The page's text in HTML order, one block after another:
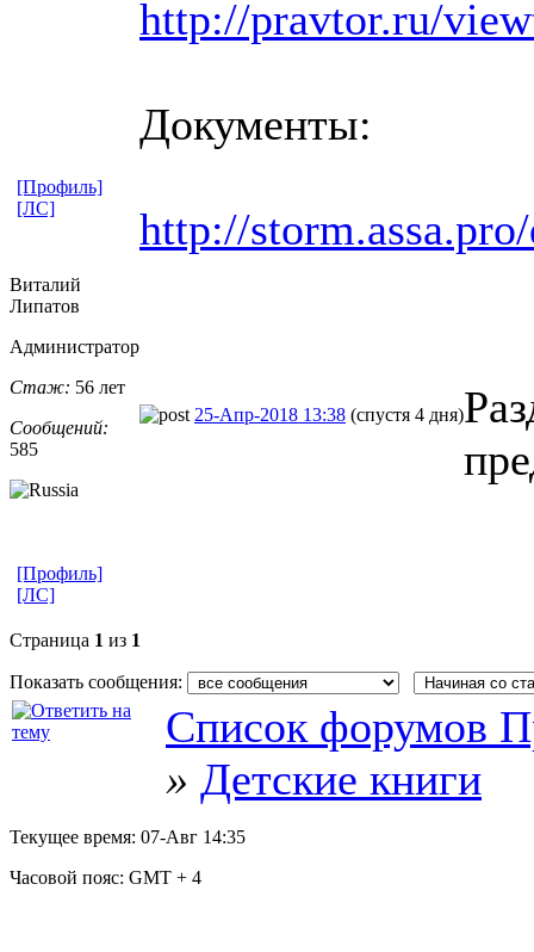
http://pravtor.ru/
Документы:
http://
[Профиль]
[ЛС]
Виталий
Липатов
Администратор
Стаж: 56 лет
Сообщений:
585
25-Апр-2018 13:38 (спустя 4 дня)
[Профиль]
[ЛС]
Страница 1 из 1
Показать сообщения:
Список форумов
» Детские книги
Текущее время: 07-Авг 14:35
Часовой пояс: GMT + 4